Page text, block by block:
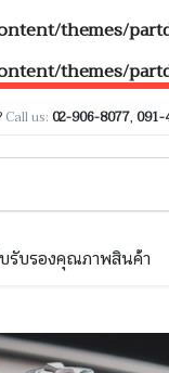
themes/
themes/
Call us: 02-906-8077,091-
บรับรองคุณภาพสินค้า